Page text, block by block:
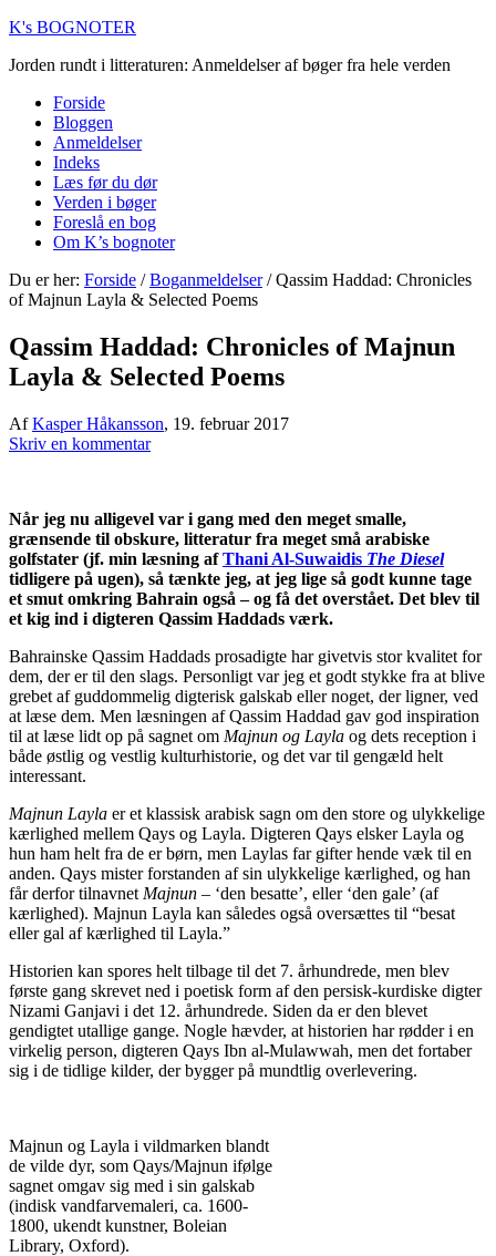
K's BOGNOTER
Jorden rundt i litteraturen: Anmeldelser af bøger fra hele verden
Forside
Bloggen
Anmeldelser
Indeks
Læs før du dør
Verden i bøger
Foreslå en bog
Om K’s bognoter
Du er her: Forside / Boganmeldelser /Qassim Haddad: Chronicles
of Majnun Layla & Selected Poems
Qassim Haddad: Chronicles of Majnun
Layla & Selected Poems
AfKasper Håkansson, 19. februar 2017
Skriv en kommentar
Når jeg nu alligevel var i gang med den meget smalle,
grænsende til obskure, litteratur fra meget små arabiske
golfstater (jf. min læsning afThani Al-Suwaidis The Diesel
tidligere på ugen), så tænkte jeg, at jeg lige så godt kunne tage
et smut omkring Bahrain også – og få det overstået. Det blev til
et kig ind i digteren Qassim Haddads værk.
Bahrainske Qassim Haddads prosadigte har givetvis stor kvalitet for
dem, der er til den slags. Personligt var jeg et godt stykke fra at blive
grebet af guddommelig digterisk galskab eller noget, der ligner, ved
at læse dem. Men læsningen af Qassim Haddad gav god inspiration
til at læse lidt op på sagnet om Majnun og Layla og dets reception i
både østlig og vestlig kulturhistorie, og det var til gengæld helt
interessant.
Majnun Layla er et klassisk arabisk sagn om den store og ulykkelige
kærlighed mellem Qays og Layla. Digteren Qays elsker Layla og
hun ham helt fra de er børn, men Laylas far gifter hende væk til en
anden. Qays mister forstanden af sin ulykkelige kærlighed, og han
får derfor tilnavnet Majnun – ‘den besatte’, eller ‘den gale’ (af
kærlighed). Majnun Layla kan således også oversættes til “besat
eller gal af kærlighed til Layla.”
Historien kan spores helt tilbage til det 7. århundrede, men blev
første gang skrevet ned i poetisk form af den persisk-kurdiske digter
Nizami Ganjavi i det 12. århundrede. Siden da er den blevet
gendigtet utallige gange. Nogle hævder, at historien har rødder i en
virkelig person, digteren Qays Ibn al-Mulawwah, men det fortaber
sig i de tidlige kilder, der bygger på mundtlig overlevering.
Majnun og Layla i vildmarken blandt
de vilde dyr, som Qays/Majnun ifølge
sagnet omgav sig med i sin galskab
(indisk vandfarvemaleri, ca. 1600-
1800, ukendt kunstner, Boleian
Library, Oxford).